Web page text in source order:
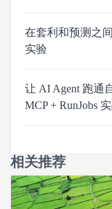
在套利和预测之
实验
让 AI Agent 跑通
MCP + RunJobs
相关推荐